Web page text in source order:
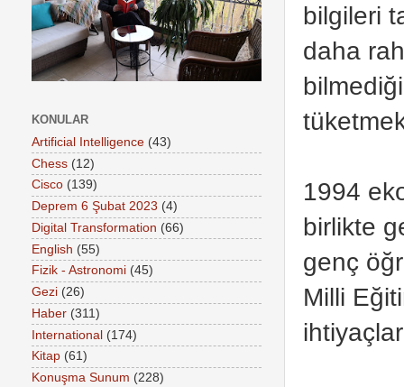
bilgileri
daha
1994
birlikte
genç
Milli
KONULAR
Artificial Intelligence (43)
Chess (12)
Cisco (139)
Deprem 6 Şubat 2023 (4)
Digital Transformation (66)
English (55)
Fizik - Astronomi (45)
Gezi (26)
Haber (311)
International (174)
Kitap (61)
Konuşma Sunum (228)